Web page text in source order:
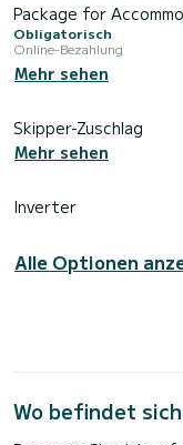
Package for
Obligatorisch
Online-Bezahlung
Mehr sehen
Skipper-Zuschlag
Mehr sehen
Inverter
Alle Optionen
Wo befindet